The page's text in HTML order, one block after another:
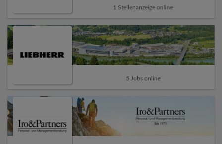
1 Stellenanzeige online
5 Jobs online